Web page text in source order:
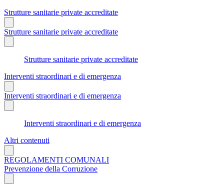
Strutture sanitarie private accreditate
Strutture sanitarie private accreditate
Strutture sanitarie private accreditate
Interventi straordinari e di emergenza
Interventi straordinari e di emergenza
Interventi straordinari e di emergenza
Altri contenuti
REGOLAMENTI COMUNALI
Prevenzione della Corruzione